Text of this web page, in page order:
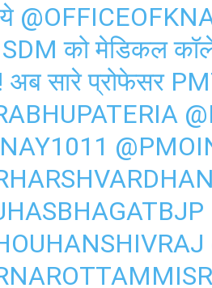
को मेडिकल
अब सारे प्रोफेसर